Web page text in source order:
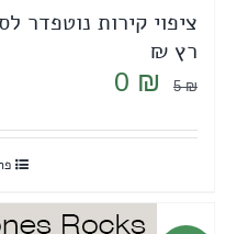
ציפוי קירות נוטפדר
רץ ₪
5₪
המחיר
היה:
0 ₪
המחיר
הוא: